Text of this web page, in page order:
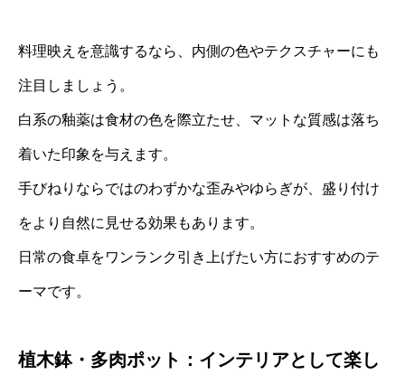
料理映えを意識するなら、内側の色やテクスチャーにも
注目しましょう。
白系の釉薬は食材の色を際立たせ、マットな質感は落ち
着いた印象を与えます。
手びねりならではのわずかな歪みやゆらぎが、盛り付け
をより自然に見せる効果もあります。
日常の食卓をワンランク引き上げたい方におすすめのテ
ーマです。
植木鉢・多肉ポット：インテリアとして楽し